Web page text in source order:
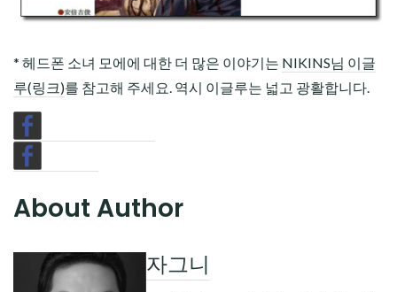
* 헤드폰 소녀 모에에 대한 더 많은 이야기는 NIKINS님 이글
루(링크)를 참고해 주세요. 역시 이글루는 넓고 광활합니다.
About Author
자그니